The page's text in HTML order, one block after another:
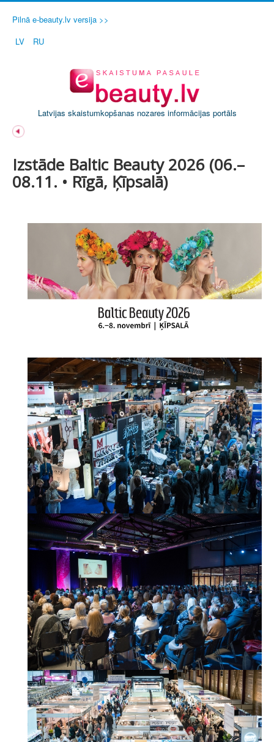
Pilnā e-beauty.lv versija >>
LV
RU
Latvijas skaistumkopšanas nozares informācijas portāls
Izstāde Baltic Beauty 2026 (06.–
08.11. • Rīgā, Ķīpsalā)